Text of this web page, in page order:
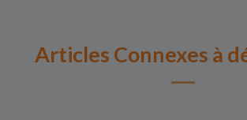
Articles Connexes à